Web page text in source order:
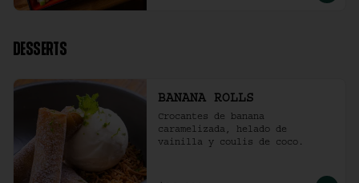
DESSERTS
BANANA ROLLS
Crocantes de banana
caramelizada, helado de
vainilla y coulis de coco.